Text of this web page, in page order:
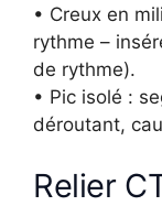
• Creux en
rythme –
de rythme).
• Pic isolé :
déroutant,
Relier